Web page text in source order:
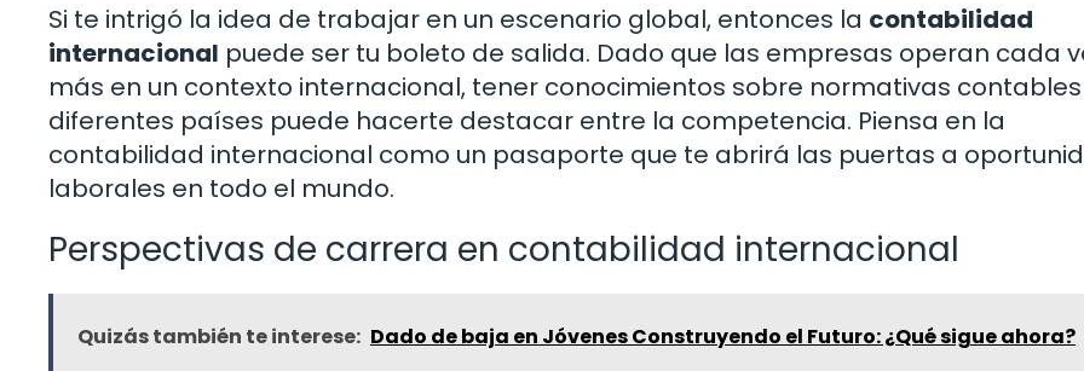
Si te intrigó la idea de trabajar en un escenario global, entonces la contabilidad
internacional puede ser tu boleto de salida. Dado que las empresas operan cada
más en un contexto internacional, tener conocimientos sobre normativas
diferentes países puede hacerte destacar entre la competencia. Piensa en la
contabilidad internacional como un pasaporte que te abrirá las puertas a
laborales en todo el mundo.
Perspectivas de carrera en contabilidad internacional
Quizás también te interese: Dado de baja en Jóvenes Construyendo el Futuro: ¿Qué sigue ahora?